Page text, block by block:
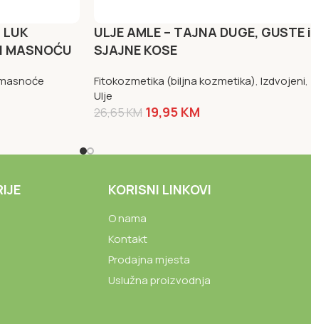
LUK
MASNOĆU
ULJE AMLE – TAJNA DUGE, GUSTE i
SJAJNE KOSE
Fitokozmetika (biljna kozmetika), Izdvojeni,
Ulje
26,65KM 19,95 KM
KORISNI LINKOVI
O nama
Kontakt
Prodajna mjesta
Uslužna proizvodnja